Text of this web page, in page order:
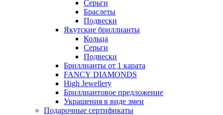
Серьги
Браслеты
Подвески
Якутские бриллианты
Кольца
Серьги
Подвески
Бриллианты от 1 карата
FANCY DIAMONDS
High Jewellery
Бриллиантовое предложение
Украшения в виде змеи
Подарочные сертификаты